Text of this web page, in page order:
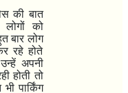
की बात
को
बार लोग
रहे होते
अपनी
होती तो
पार्किंग